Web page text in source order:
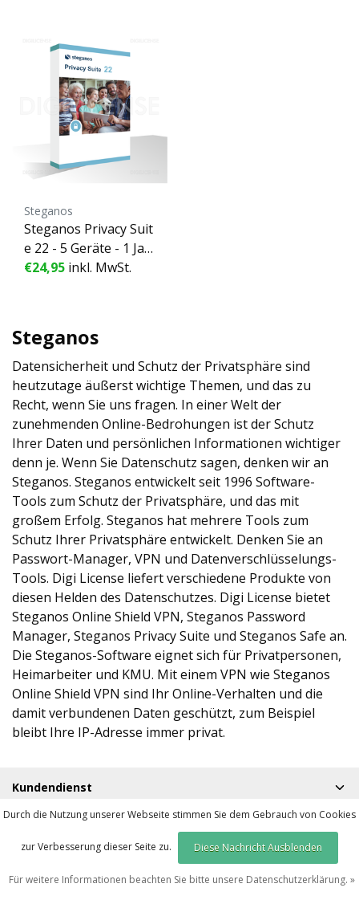
Steganos
Steganos Privacy Suit
e 22 - 5 Geräte - 1 Jah
r
€24,95 inkl. MwSt.
Steganos
Datensicherheit und Schutz der Privatsphäre sind
heutzutage äußerst wichtige Themen, und das zu
Recht, wenn Sie uns fragen. In einer Welt der
zunehmenden Online-Bedrohungen ist der Schutz
Ihrer Daten und persönlichen Informationen wichtiger
denn je. Wenn Sie Datenschutz sagen, denken wir an
Steganos. Steganos entwickelt seit 1996 Software-
Tools zum Schutz der Privatsphäre, und das mit
großem Erfolg. Steganos hat mehrere Tools zum
Schutz Ihrer Privatsphäre entwickelt. Denken Sie an
Passwort-Manager, VPN und Datenverschlüsselungs-
Tools. Digi License liefert verschiedene Produkte von
diesen Helden des Datenschutzes. Digi License bietet
Steganos Online Shield VPN, Steganos Password
Manager, Steganos Privacy Suite und Steganos Safe an.
Die Steganos-Software eignet sich für Privatpersonen,
Heimarbeiter und KMU. Mit einem VPN wie Steganos
Online Shield VPN sind Ihr Online-Verhalten und die
damit verbundenen Daten geschützt, zum Beispiel
bleibt Ihre IP-Adresse immer privat.
Kundendienst
Mein Konto
Kontakt
Durch die Nutzung unserer Webseite stimmen Sie dem Gebrauch von Cookies
zur Verbesserung dieser Seite zu. Diese Nachricht Ausblenden
Für weitere Informationen beachten Sie bitte unsere Datenschutzerklärung. »